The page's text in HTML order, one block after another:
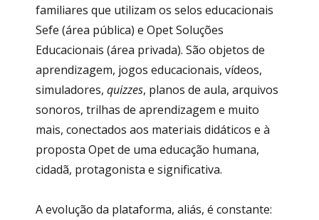
familiares que utilizam os selos educacionais
Sefe (área pública) e Opet Soluções
Educacionais (área privada). São objetos de
aprendizagem, jogos educacionais, vídeos,
simuladores, quizzes, planos de aula, arquivos
sonoros, trilhas de aprendizagem e muito
mais, conectados aos materiais didáticos e à
proposta Opet de uma educação humana,
cidadã, protagonista e significativa.
A evolução da plataforma, aliás, é constante: